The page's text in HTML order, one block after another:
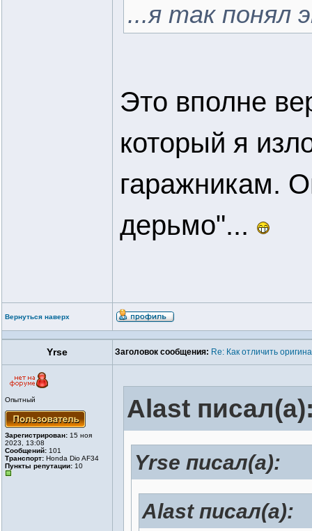
...я так понял
Это вполне
который я
гаражникам.
дерьмо"...
Вернуться наверх
Yrse Заголовок сообщения: Re: Как отличить
Опытный
Зарегистрирован: 15 ноя
2023, 13:08
Сообщений: 101
Транспорт: Honda Dio AF34
Пункты репутации: 10
Alast
Yrse писал(а):
Alast писал(а):